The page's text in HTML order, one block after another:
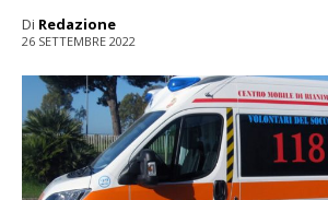
Di Redazione
26 SETTEMBRE 2022